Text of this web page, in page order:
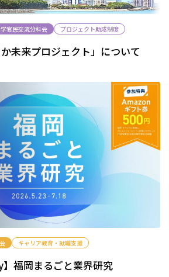
官民交流分科会 プロジェクト助成制度
未来プロジェクト」について
キャリア教育・就職支援
】福岡まるごと業界研究